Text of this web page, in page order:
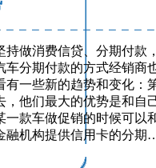
持做消费信贷、分期付款
车分期付款的方式经销商
有一些新的趋势和变化：
，他们最大的优势是和自
一款车做促销的时候可以
融机构提供信用卡的分期